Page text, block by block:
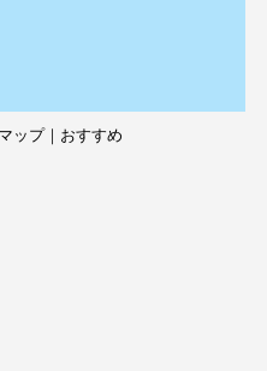
ップ｜おすすめ